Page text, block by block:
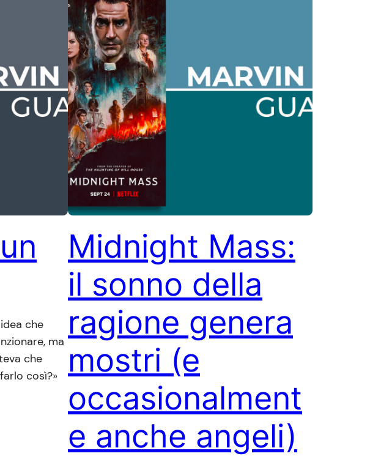
che
ma
che
così?»
Midnight Mass:
il sonno della
ragione genera
mostri (e
occasionalment
e anche angeli)